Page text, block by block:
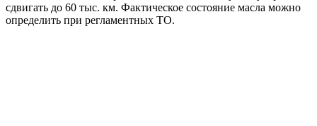
сдвигать до 60 тыс. км. Фактическое состояние масла можно
определить при регламентных ТО.